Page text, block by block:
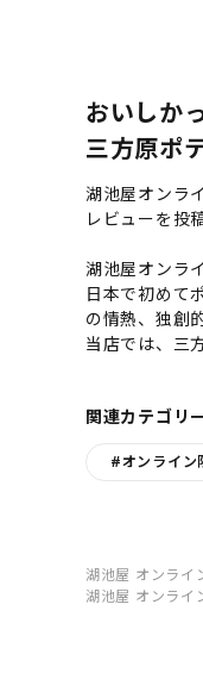
おいしか
三方原ポ
湖池屋オンラ
レビューを投
湖池屋オンラ
日本で初めて
の情熱、独創
当店では、三
関連カテゴリ
#オンライン
湖池屋 オンライ
湖池屋 オンライ